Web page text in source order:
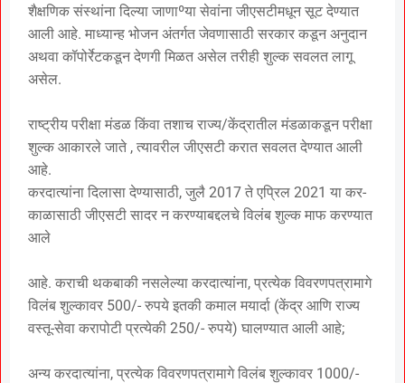
शैक्षणिक संस्थांना दिल्या जाणाºया सेवांना जीएसटीमधून सूट देण्यात
आली आहे. माध्यान्ह भोजन अंतर्गत जेवणासाठी सरकार कडून अनुदान
अथवा कॉपोर्रेटकडून देणगी मिळत असेल तरीही शुल्क सवलत लागू
असेल.
राष्ट्रीय परीक्षा मंडळ किंवा तशाच राज्य/केंद्रातील मंडळाकडून परीक्षा
शुल्क आकारले जाते , त्यावरील जीएसटी करात सवलत देण्यात आली
आहे.
करदात्यांना दिलासा देण्यासाठी, जुलै 2017 ते एप्रिल 2021 या कर-
काळासाठी जीएसटी सादर न करण्याबद्दलचे विलंब शुल्क माफ करण्यात
आले
आहे. कराची थकबाकी नसलेल्या करदात्यांना, प्रत्येक विवरणपत्रामागे
विलंब शुल्कावर 500/- रुपये इतकी कमाल मयार्दा (केंद्र आणि राज्य
वस्तू-सेवा करापोटी प्रत्येकी 250/- रुपये) घालण्यात आली आहे;
अन्य करदात्यांना, प्रत्येक विवरणपत्रामागे विलंब शुल्कावर 1000/-